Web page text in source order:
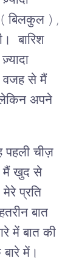
बिलकुल ) ,
बारिश
वजह से मैं
अपने
पहली चीज़
मैं खुद से
प्रति
बात
में बात की
में।